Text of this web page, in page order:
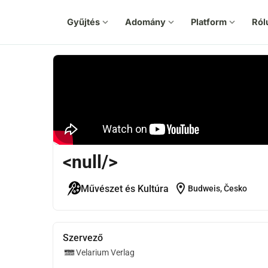
Gyűjtés expand_more Adomány expand_more Platform expand_more
<null/>
Művészet és Kultúra location_on Budweis, Česko
Szervező
Velarium Verlag